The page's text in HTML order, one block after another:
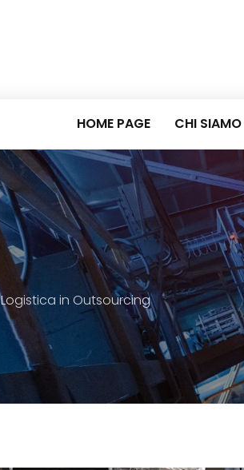
HOME PAGE CHI SIAMO
Logistica in Outsourcing